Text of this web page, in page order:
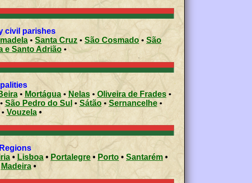
civil parishes
• Santa Cruz • São Cosmado • São
e Santo Adrião•
• Mortágua•Nelas• Oliveira de Frades•
São Pedro do Sul • Sátão• Sernancelhe•
• Vouzela •
Regions
• Lisboa • Portalegre • Porto • Santarém •
Madeira •